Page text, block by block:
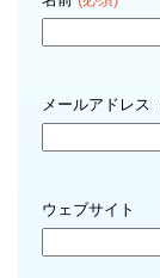
メールアドレス
ウェブサイト